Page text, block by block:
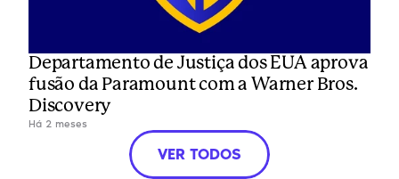
Departamento de Justiça dos EUA aprova
fusão da Paramount com a Warner Bros.
Discovery
Há 2 meses
VER TODOS